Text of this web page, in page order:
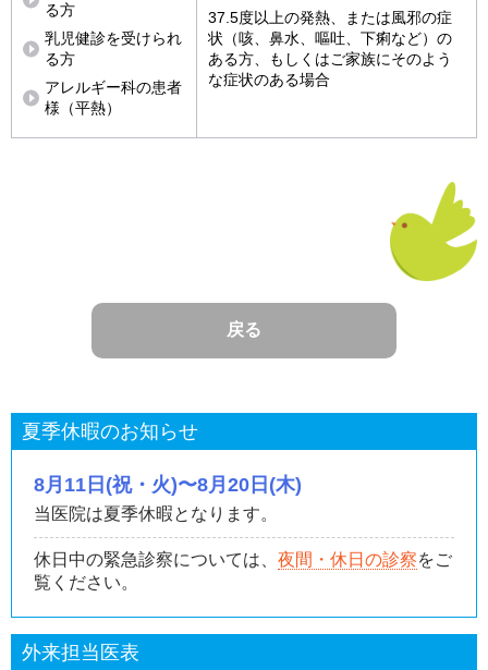
る方
乳児健診を受けられ
る方
アレルギー科の患者
様（平熱）
37.5度以上の発熱、または風邪の症
状（咳、鼻水、嘔吐、下痢など）の
ある方、もしくはご家族にそのよう
な症状のある場合
戻る
夏季休暇のお知らせ
8月11日(祝・火)〜8月20日(木)
当医院は夏季休暇となります。
休日中の緊急診察については、 夜間・休日の診察をご
覧ください。
外来担当医表